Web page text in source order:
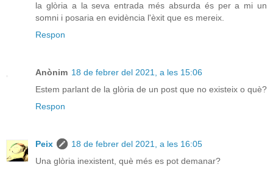
la glòria a la seva entrada més absurda és per a mi un
somni i posaria en evidència l'èxit que es mereix.
Respon
Anònim 18 de febrer del 2021, a les 15:06
Estem parlant de la glòria de un post que no existeix o què?
Respon
Peix
18 de febrer del 2021, a les 16:05
Una glòria inexistent, què més es pot demanar?